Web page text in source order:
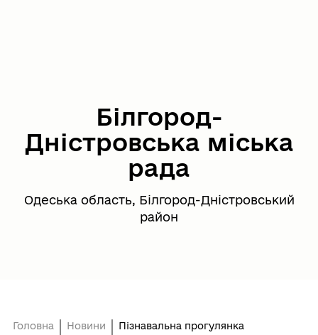
Білгород-
Дністровська міська
рада
Одеська область, Білгород-Дністровський
район
Головна Новини
Пізнавальна прогулянка